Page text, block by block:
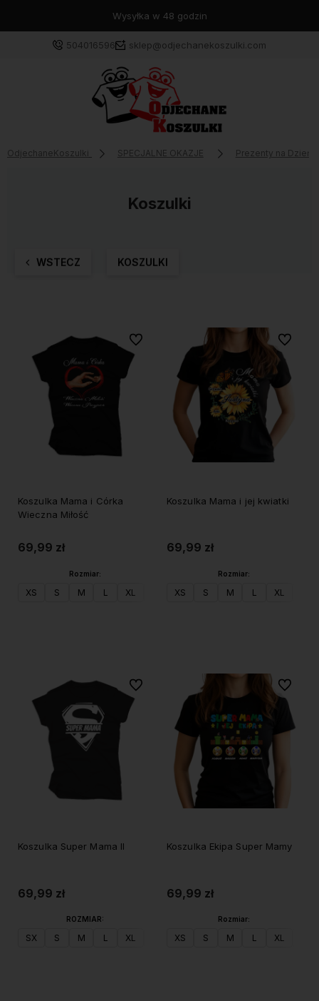
Wysyłka w 48 godzin
504016596 sklep@odjechanekoszulki.com
OdjechaneKoszulki SPECJALNE OKAZJE Prezenty na Dzień
Koszulki
WSTECZ KOSZULKI
Koszulka Mama i Córka
Wieczna Miłość
69,99 zł
Rozmiar:
XS S M L XL
Do ulubionych
Koszulka Mama i jej kwiatki
69,99 zł
Rozmiar:
XS S M L XL
Do
Koszulka Super Mama II
69,99 zł
ROZMIAR:
SX S M L XL
Do ulubionych
Koszulka Ekipa Super Mamy
69,99 zł
Rozmiar:
XS S M L XL
Do